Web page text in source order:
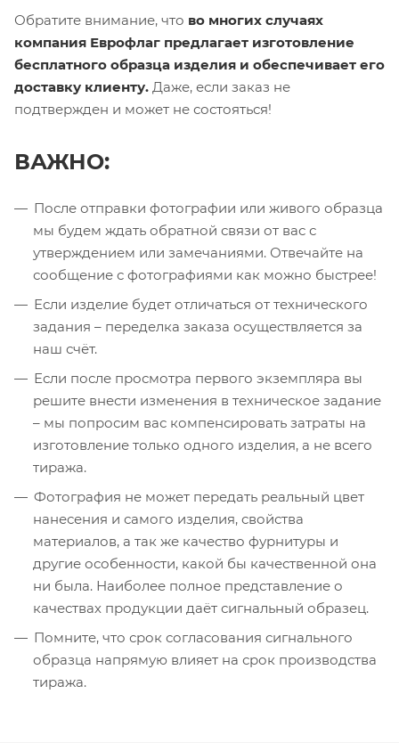
Обратите внимание, что во многих случаях
компания Еврофлаг предлагает изготовление
бесплатного образца изделия и обеспечивает его
доставку клиенту. Даже, если заказ не
подтвержден и может не состояться!
ВАЖНО:
После отправки фотографии или живого образца
мы будем ждать обратной связи от вас с
утверждением или замечаниями. Отвечайте на
сообщение с фотографиями как можно быстрее!
Если изделие будет отличаться от технического
задания – переделка заказа осуществляется за
наш счёт.
Если после просмотра первого экземпляра вы
решите внести изменения в техническое задание
– мы попросим вас компенсировать затраты на
изготовление только одного изделия, а не всего
тиража.
Фотография не может передать реальный цвет
нанесения и самого изделия, свойства
материалов, а так же качество фурнитуры и
другие особенности, какой бы качественной она
ни была. Наиболее полное представление о
качествах продукции даёт сигнальный образец.
Помните, что срок согласования сигнального
образца напрямую влияет на срок производства
тиража.